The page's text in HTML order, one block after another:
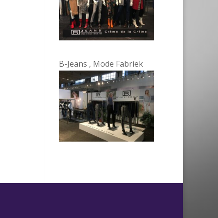
B-Jeans , Mode Fabriek